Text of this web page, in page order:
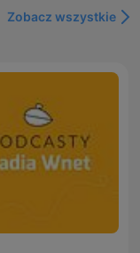
Zobacz wszystkie